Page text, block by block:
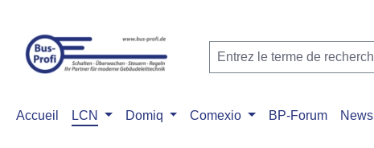
Accueil LCN Domiq Comexio BP-Forum News